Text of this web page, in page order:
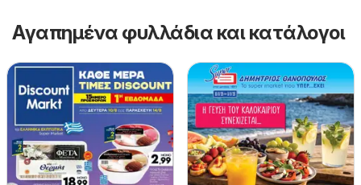
Αγαπημένα φυλλάδια και κατάλογοι